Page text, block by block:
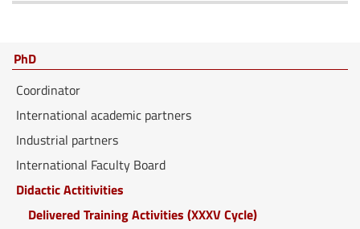
PhD
Coordinator
International academic partners
Industrial partners
International Faculty Board
Didactic Actitivities
Delivered Training Activities (XXXV Cycle)